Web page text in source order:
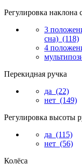
Регулировка
3
сна) (118)
4
Перекидная ручка
да (22)
нет (149)
Регулировка высоты
да (115)
нет (56)
Колёса